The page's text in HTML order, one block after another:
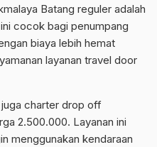
Batang reguler adalah
cocok bagi penumpang
biaya lebih hemat
layanan travel door
juga charter drop off
2.500.000. Layanan ini
menggunakan kendaraan